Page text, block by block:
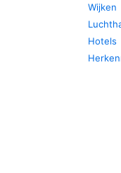
Wijken
Hotels